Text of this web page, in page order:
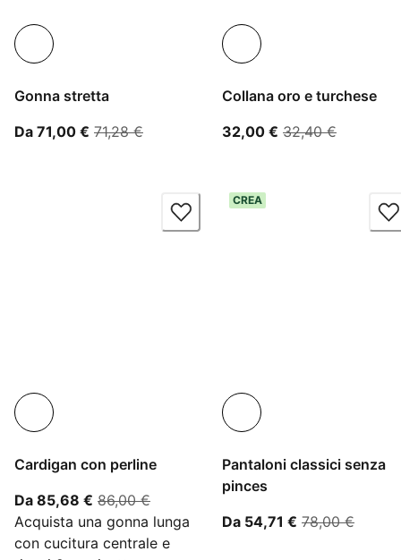
Gonna stretta
Da 71,00 € A partire dal prezzo attuale 71,00 €
71,28 €prezzo originale 71,28 €
Collana oro e turchese
32,00 € prezzo attuale
32,40 €prezzo
Cardigan con perline
Da 85,68 € A partire dal prezzo attuale 85,68 €
86,00 €prezzo originale 86,00 €
Acquista una gonna lunga
con cucitura centrale e
Pantaloni classici senza
pinces
Da 54,71 € A partire dal
78,00 €
CREA